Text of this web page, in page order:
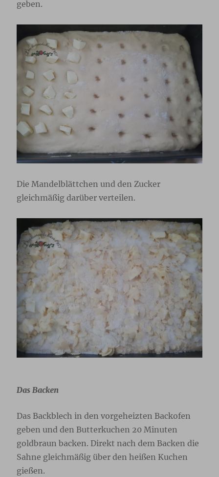
geben.
Die Mandelblättchen und den Zucker
gleichmäßig darüber verteilen.
Das Backen
Das Backblech in den vorgeheizten Backofen
geben und den Butterkuchen 20 Minuten
goldbraun backen. Direkt nach dem Backen die
Sahne gleichmäßig über den heißen Kuchen
gießen.